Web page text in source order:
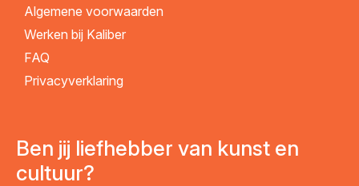
Algemene voorwaarden
Werken bij Kaliber
FAQ
Privacyverklaring
Ben jij liefhebber van kunst en
cultuur?